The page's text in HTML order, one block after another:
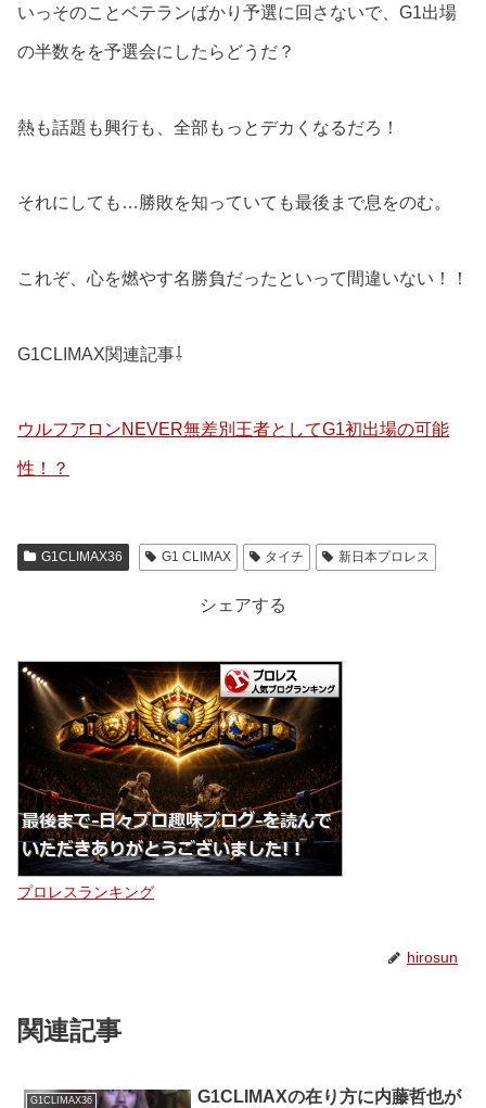
いっそのことベテランばかり予選に回さないで、G1出場
の半数をを予選会にしたらどうだ？
熱も話題も興行も、全部もっとデカくなるだろ！
それにしても…勝敗を知っていても最後まで息をのむ。
これぞ、心を燃やす名勝負だったといって間違いない！！
G1CLIMAX関連記事⇩
ウルフアロンNEVER無差別王者としてG1初出場の可能
性！？
G1CLIMAX36 G1 CLIMAX タイチ 新日本プロレス
シェアする
プロレスランキング
hirosun
関連記事
G1CLIMAX36
G1CLIMAXの在り方に内藤哲也が